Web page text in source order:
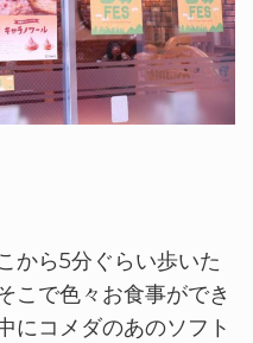
から5分ぐらい歩いた
こで色々お食事ができ
にコメダのあのソフト